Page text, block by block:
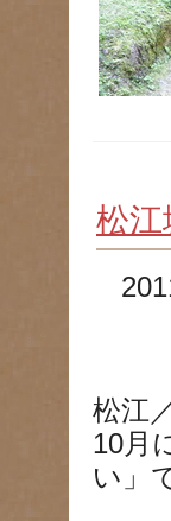
松江
松江
10月
い」